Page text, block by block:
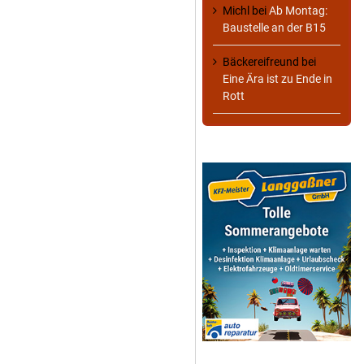
Michl beiAb Montag:
Baustelle an der B15
Bäckereifreund bei
Eine Ära ist zu Ende in
Rott